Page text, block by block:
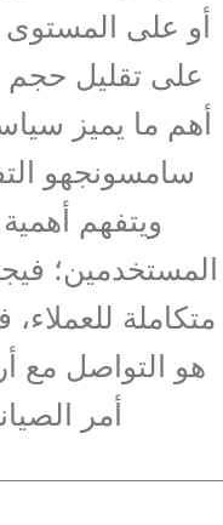
أو على
على تقليل حجم
أهم ما يميز
سامسونجهو
ويتفهم
المستخدمين؛
متكاملة
هو التواصل مع
أمر